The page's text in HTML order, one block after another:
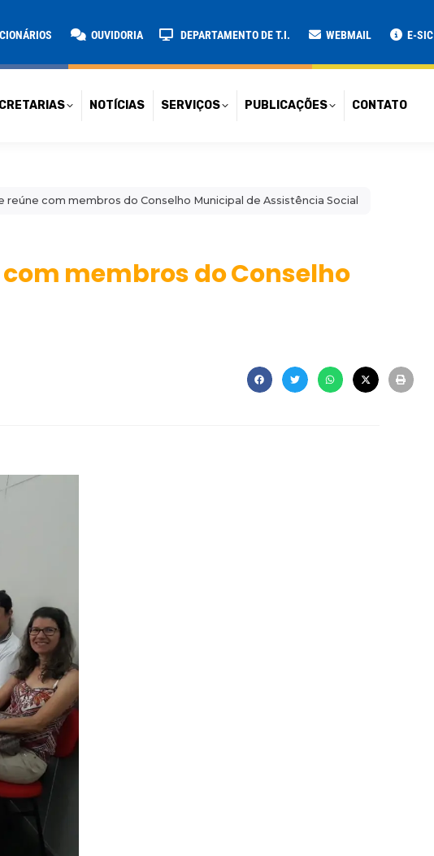
OUVIDORIA DEPARTAMENTO DE T.I. WEBMAIL E-SIC
NOTÍCIAS SERVIÇOS PUBLICAÇÕES CONTATO
reúne com membros do Conselho Municipal de Assistência Social
membros do Conselho